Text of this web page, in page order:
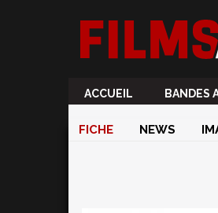
ACCUEIL BANDES
FICHE NEWS